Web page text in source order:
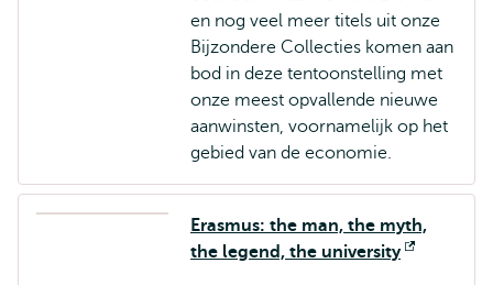
en nog veel meer titels uit onze
Bijzondere Collecties komen aan
bod in deze tentoonstelling met
onze meest opvallende nieuwe
aanwinsten, voornamelijk op het
gebied van de economie.
Erasmus: the man, the myth,
the legend, the university